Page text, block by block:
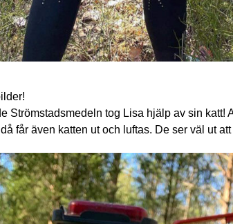
Strömstadsmedeln tog Lisa hjälp av sin
får även katten ut och luftas. De ser väl ut